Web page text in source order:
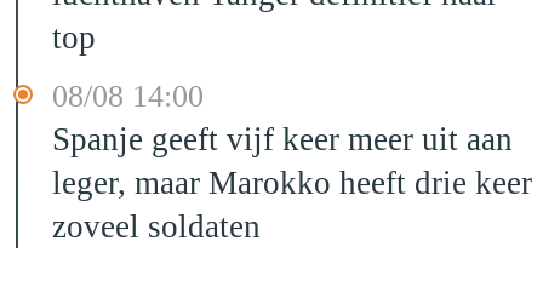
top
08/08 14:00
Spanje geeft vijf keer meer uit aan
leger, maar Marokko heeft drie keer
zoveel soldaten